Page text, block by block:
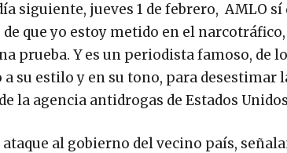
siguiente, jueves 1 de febrero, AMLO
que yo estoy metido en el
prueba. Y es un periodista famoso, de
a su estilo y en su tono, para
la agencia antidrogas de Estados
al gobierno del vecino país,